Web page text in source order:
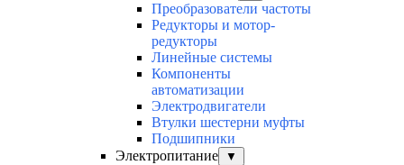
Преобразователи частоты
Редукторы и мотор-
редукторы
Линейные системы
Компоненты
автоматизации
Электродвигатели
Втулки шестерни муфты
Подшипники
Электропитание
▼